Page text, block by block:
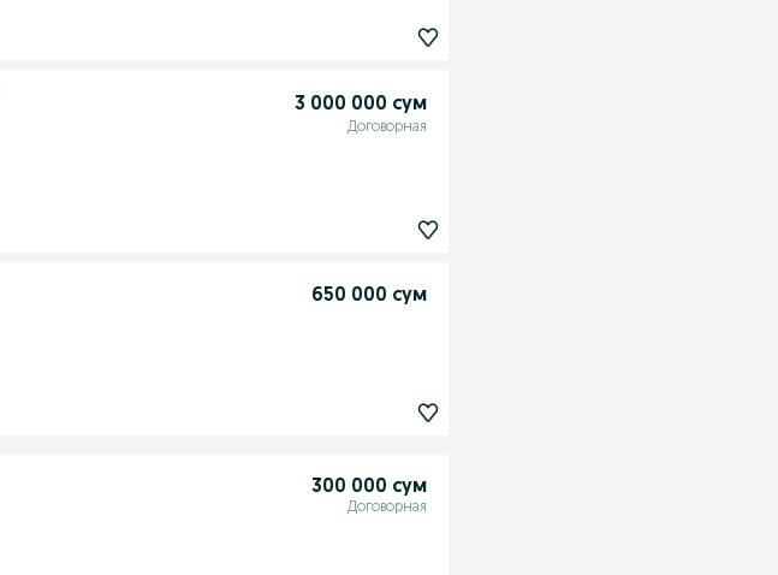
3 000 000 сум
Договорная
650 000 сум
300 000 сум
Договорная